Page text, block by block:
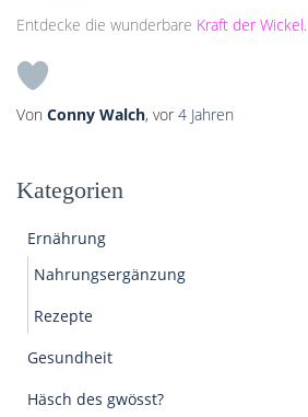
Entdecke die wunderbare Kraft der Wickel.
Von Conny Walch, vor 4 Jahren
Kategorien
Ernährung
Nahrungsergänzung
Rezepte
Gesundheit
Häsch des gwösst?